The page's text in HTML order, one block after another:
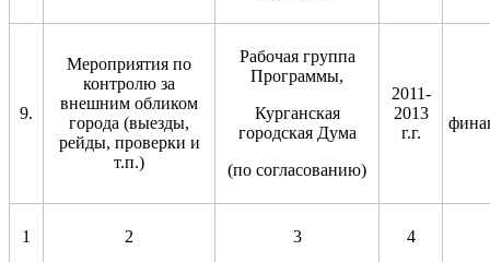
9.
Мероприятия по
контролю за
внешним обликом
города (выезды,
рейды, проверки и
т.п.)
Рабочая группа
Программы,
Курганская
городская Дума
(по согласованию)
2011-
2013
г.г.
1 2 3 4